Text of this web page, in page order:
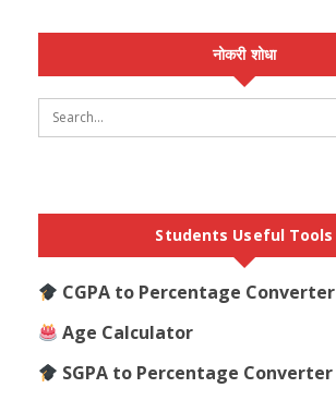
नोकरी शोधा
Students Useful Tools
CGPA to Percentage Converter
Age Calculator
SGPA to Percentage Converter